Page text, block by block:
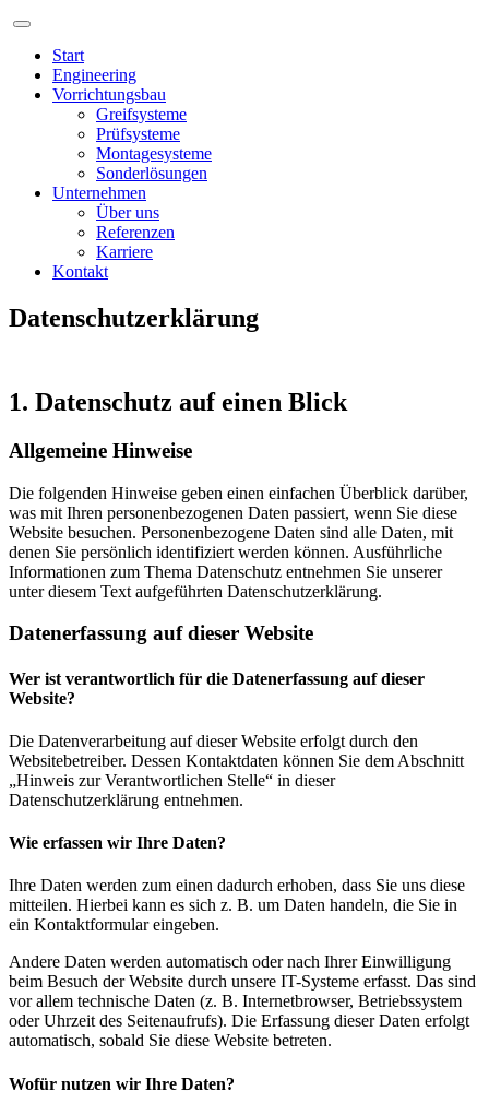
Start
Engineering
Vorrichtungsbau
Greifsysteme
Prüfsysteme
Montagesysteme
Sonderlösungen
Unternehmen
Über uns
Referenzen
Karriere
Kontakt
Datenschutzerklärung
1. Datenschutz auf einen Blick
Allgemeine Hinweise
Die folgenden Hinweise geben einen einfachen Überblick darüber,
was mit Ihren personenbezogenen Daten passiert, wenn Sie diese
Website besuchen. Personenbezogene Daten sind alle Daten, mit
denen Sie persönlich identifiziert werden können. Ausführliche
Informationen zum Thema Datenschutz entnehmen Sie unserer
unter diesem Text aufgeführten Datenschutzerklärung.
Datenerfassung auf dieser Website
Wer ist verantwortlich für die Datenerfassung auf dieser
Website?
Die Datenverarbeitung auf dieser Website erfolgt durch den
Websitebetreiber. Dessen Kontaktdaten können Sie dem Abschnitt
„Hinweis zur Verantwortlichen Stelle“ in dieser
Datenschutzerklärung entnehmen.
Wie erfassen wir Ihre Daten?
Ihre Daten werden zum einen dadurch erhoben, dass Sie uns diese
mitteilen. Hierbei kann es sich z. B. um Daten handeln, die Sie in
ein Kontaktformular eingeben.
Andere Daten werden automatisch oder nach Ihrer Einwilligung
beim Besuch der Website durch unsere IT-Systeme erfasst. Das sind
vor allem technische Daten (z. B. Internetbrowser, Betriebssystem
oder Uhrzeit des Seitenaufrufs). Die Erfassung dieser Daten erfolgt
automatisch, sobald Sie diese Website betreten.
Wofür nutzen wir Ihre Daten?